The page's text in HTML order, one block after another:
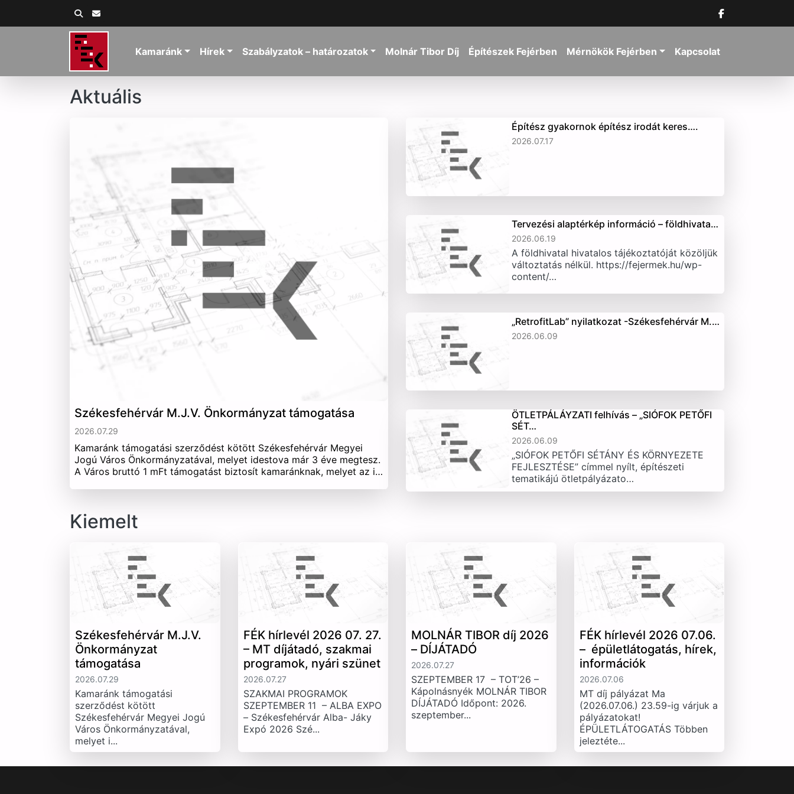
Kamaránk Hírek Szabályzatok – határozatok Molnár Tibor Díj Építészek Fejérben Mérnökök Fejérben Kapcsolat
Aktuális
Székesfehérvár M.J.V. Önkormányzat támogatása
2026.07.29
Kamaránk támogatási szerződést kötött Székesfehérvár Megyei
Jogú Város Önkormányzatával, melyet idestova már 3 éve megtesz.
A Város bruttó 1 mFt támogatást biztosít kamaránknak, melyet az i…
Építész gyakornok építész irodát keres….
2026.07.17
Tervezési alaptérkép információ – földhivata…
2026.06.19
A földhivatal hivatalos tájékoztatóját közöljük
változtatás nélkül. https://fejermek.hu/wp-
content/…
„RetrofitLab” nyilatkozat -Székesfehérvár M.…
2026.06.09
ÖTLETPÁLÁYZATI felhívás – „SIÓFOK PETŐFI
SÉT…
2026.06.09
„SIÓFOK PETŐFI SÉTÁNY ÉS KÖRNYEZETE
FEJLESZTÉSE” címmel nyílt, építészeti
tematikájú ötletpályázato…
Kiemelt
Székesfehérvár M.J.V.
Önkormányzat
támogatása
2026.07.29
Kamaránk támogatási
szerződést kötött
Székesfehérvár Megyei Jogú
Város Önkormányzatával,
melyet i...
FÉK hírlevél 2026 07. 27.
– MT díjátadó, szakmai
programok, nyári szünet
2026.07.27
SZAKMAI PROGRAMOK
SZEPTEMBER 11 – ALBA EXPO
– Székesfehérvár Alba- Jáky
Expó 2026 Szé...
MOLNÁR TIBOR díj 2026
– DÍJÁTADÓ
2026.07.27
SZEPTEMBER 17 – TOT’26 –
Kápolnásnyék MOLNÁR TIBOR
DÍJÁTADÓ Időpont: 2026.
szeptember...
FÉK hírlevél 2026 07.06.
– épületlátogatás, hírek,
információk
2026.07.06
MT díj pályázat Ma
(2026.07.06.) 23.59-ig várjuk a
pályázatokat!
ÉPÜLETLÁTOGATÁS Többen
jeleztéte...